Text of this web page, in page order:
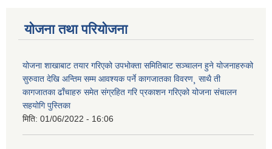
योजना तथा परियोजना
योजना शाखाबाट तयार गरिएको उपभोक्ता समितिबाट सञ्चालन हुने योजनाहरुको
सुरुवात देखि अन्तिम सम्म आवश्यक पर्ने कागजातका विवरण¸ साथै ती
कागजातका ढाँचाहरु समेत संग्रहित गरि प्रकाशन गरिएको योजना संचालन
सहयोगि पुस्तिका
मिति: 01/06/2022 - 16:06